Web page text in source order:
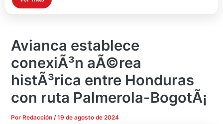
Avianca establece
conexiÃ³n aÃ©rea
histÃ³rica entre Honduras
con ruta Palmerola-BogotÃ¡
Por Redacción/19 de agosto de 2024